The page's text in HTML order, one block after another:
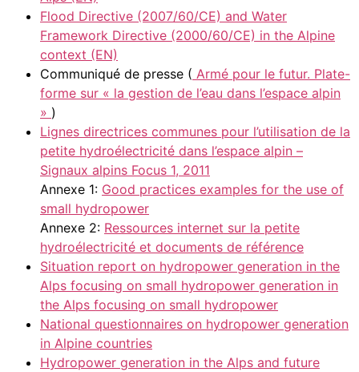
Flood Directive (2007/60/CE) and Water
Framework Directive (2000/60/CE) in the Alpine
context (EN)
Communiqué de presse ( Armé pour le futur. Plate-
forme sur « la gestion de l’eau dans l’espace alpin
» )
Lignes directrices communes pour l’utilisation de la
petite hydroélectricité dans l’espace alpin –
Signaux alpins Focus 1, 2011
Annexe 1: Good practices examples for the use of
small hydropower
Annexe 2: Ressources internet sur la petite
hydroélectricité et documents de référence
Situation report on hydropower generation in the
Alps focusing on small hydropower generation in
the Alps focusing on small hydropower
National questionnaires on hydropower generation
in Alpine countries
Hydropower generation in the Alps and future